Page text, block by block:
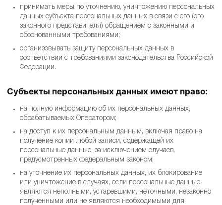
принимать меры по уточнению, уничтожению персональных
данных субъекта персональных данных в связи с его (его
законного представителя) обращением с законными и
обоснованными требованиями;
организовывать защиту персональных данных в
соответствии с требованиями законодательства Российской
Федерации.
Субъекты персональных данных имеют право:
на полную информацию об их персональных данных,
обрабатываемых Оператором;
на доступ к их персональным данным, включая право на
получение копии любой записи, содержащей их
персональные данные, за исключением случаев,
предусмотренных федеральным законом;
на уточнение их персональных данных, их блокирование
или уничтожение в случаях, если персональные данные
являются неполными, устаревшими, неточными, незаконно
полученными или не являются необходимыми для